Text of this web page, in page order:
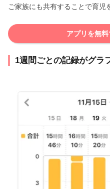
ご家族にも共有することで育児
アプリを無
1週間ごとの記録がグラ